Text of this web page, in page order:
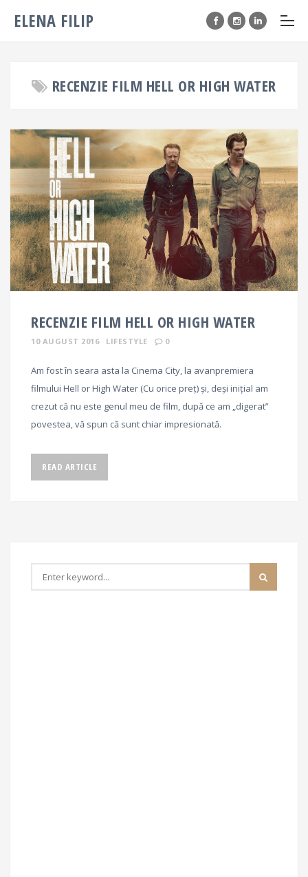
ELENA FILIP
RECENZIE FILM HELL OR HIGH WATER
RECENZIE FILM HELL OR HIGH WATER
10 AUGUST 2016 LIFESTYLE 0
Am fost în seara asta la Cinema City, la avanpremiera
filmului Hell or High Water (Cu orice preț) și, deși inițial am
crezut că nu este genul meu de film, după ce am „digerat”
povestea, vă spun că sunt chiar impresionată.
READ ARTICLE